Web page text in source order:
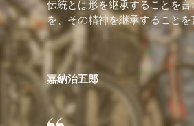
伝統とは形を継承することを
を、その精神を継承することを
嘉納治五郎